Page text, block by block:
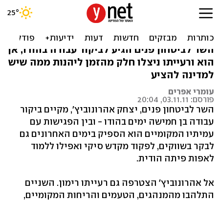
אהרונוביץ' בהודו: דיפלומטיה,
מקדשים ופיתה
השר לביטחון פנים הגיע לביקור עבודה בהודו, אך
הוא ורעייתו ניצלו חלק מהזמן ליהנות ממה שיש
למדינה להציע
עומרי אפרים
פורסם: 03.11.11, 20:04
השר לביטחון פנים, יצחק אהרונוביץ', מקיים ביקור
עבודה בן חמישה ימים בהודו - ובין הפגישות עם
עמיתיו המקומיים הוא הספיק בימים האחרונים גם
לבקר בשווקים, לפקוד מקדש סיקי ואפילו ללמוד
לאפות פיתה הודית.
אל אהרונוביץ' הצטרפה גם רעייתו רימון. השניים
התלהבו מהמנהגים, הטעמים והריחות המקומיים,